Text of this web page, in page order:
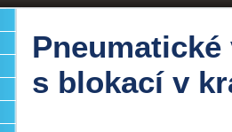
s blokací v